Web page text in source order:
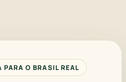
O BRASIL REAL